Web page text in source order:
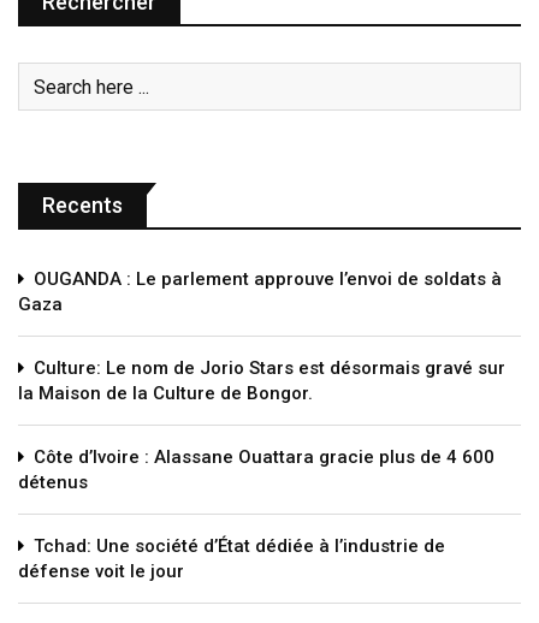
Recents
OUGANDA : Le parlement approuve l’envoi de soldats à
Gaza
Culture: Le nom de Jorio Stars est désormais gravé sur
la Maison de la Culture de Bongor.
Côte d’Ivoire : Alassane Ouattara gracie plus de 4 600
détenus
Tchad: Une société d’État dédiée à l’industrie de
défense voit le jour